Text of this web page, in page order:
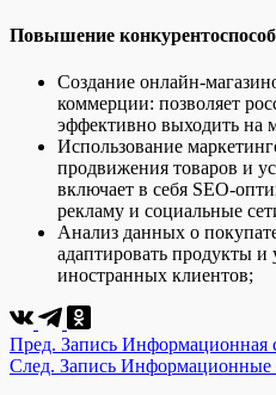
Повышение
Создание онлайн-
коммерции: позволяет
эффективно выходить на
Использование
продвижения товаров и
включает в себя SEO-
рекламу и социальные
Анализ данных о
адаптировать продукты и
иностранных клиентов;
Пред. Запись Информационная
След. Запись Информационные